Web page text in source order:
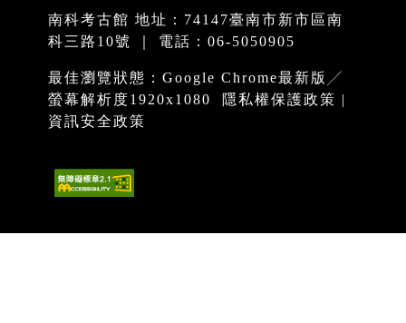
南科考古館 地址：74147臺南市新市區南
科三路10號 ｜ 電話：06-5050905
最佳瀏覽狀態：Google Chrome最新版╱
螢幕解析度1920x1080
隱私權保護政策 |
資訊安全政策